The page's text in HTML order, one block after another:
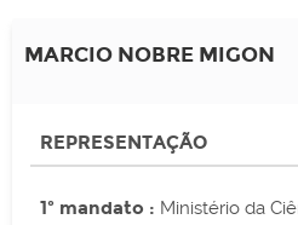
MARCIO NOBRE MIGON
REPRESENTAÇÃO
1º mandato : Ministério da